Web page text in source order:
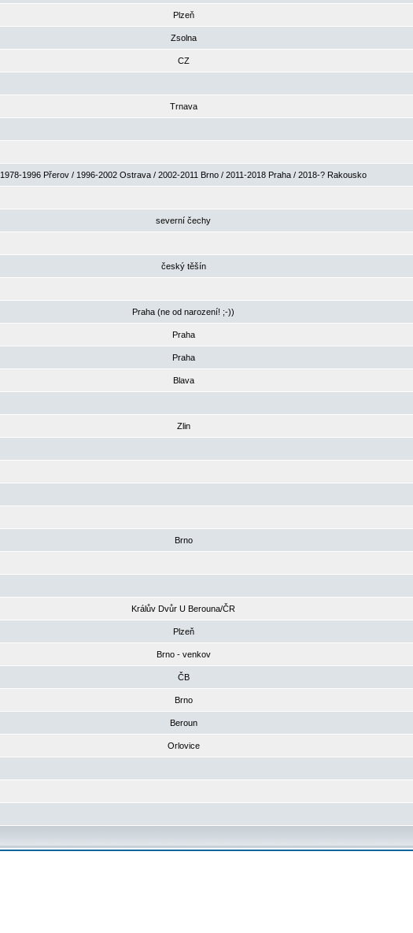
Plzeň
Zsolna
CZ
Trnava
1978-1996 Přerov / 1996-2002 Ostrava / 2002-2011 Brno / 2011-2018 Praha / 2018-? Rakousko
severní čechy
český těšín
Praha (ne od narození! ;-))
Praha
Praha
Blava
Zlin
Brno
Králův Dvůr U Berouna/ČR
Plzeň
Brno - venkov
ČB
Brno
Beroun
Orlovice